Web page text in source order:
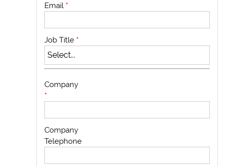
Email *
Job Title *
Company
*
Company
Telephone